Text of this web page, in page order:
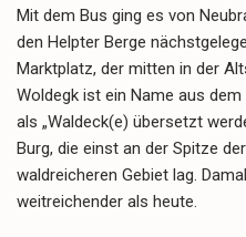
Mit dem Bus ging es von
den Helpter Berge
Marktplatz, der mitten in der
Woldegk ist ein Name aus
als „Waldeck(e) übersetzt
Burg, die einst an der Spitze
waldreicheren Gebiet lag.
weitreichender als heute.